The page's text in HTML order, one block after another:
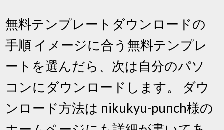
無料テンプレートダウンロードの
手順 イメージに合う無料テンプレ
ートを選んだら、次は自分のパソ
コンにダウンロードします。 ダウ
ンロード方法は nikukyu-punch様の